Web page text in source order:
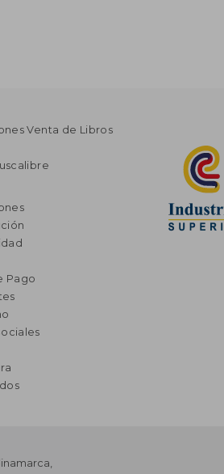
Venta de Libros
Pago